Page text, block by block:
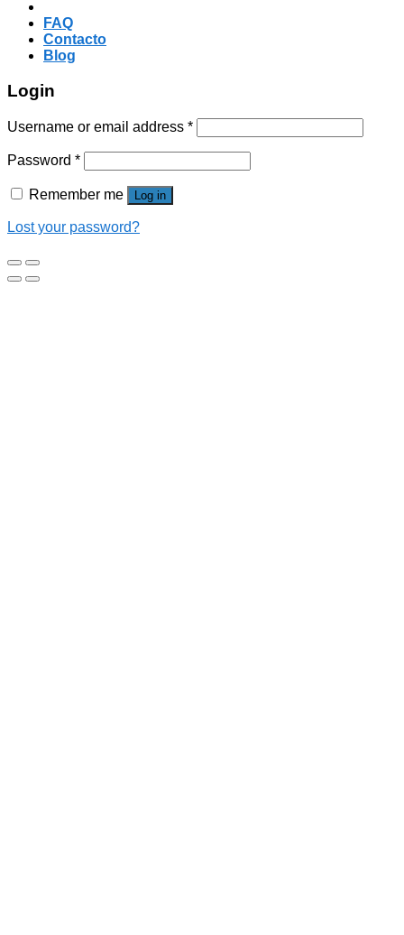
FAQ
Contacto
Blog
Login
Username or email address *
Password *
Remember me Log in
Lost your password?